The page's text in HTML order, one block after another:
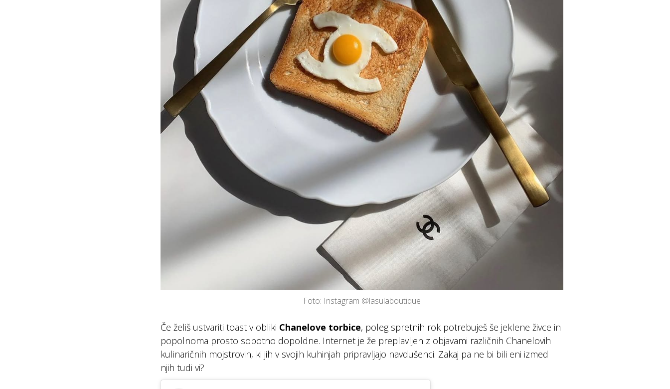
Foto: Instagram @lasulaboutique
Če želiš ustvariti toast v obliki Chanelove torbice, poleg spretnih rok potrebuješ še jeklene živce in
popolnoma prosto sobotno dopoldne. Internet je že preplavljen z objavami različnih Chanelovih
kulinaričnih mojstrovin, ki jih v svojih kuhinjah pripravljajo navdušenci. Zakaj pa ne bi bili eni izmed
njih tudi vi?